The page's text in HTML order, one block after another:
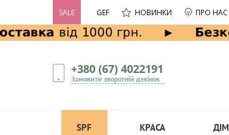
SALE GEF НОВИНКИ ПРО НАС
+380 (67) 4022191
Замовити зворотній дзвінок
SPF КРАСА ДІМ